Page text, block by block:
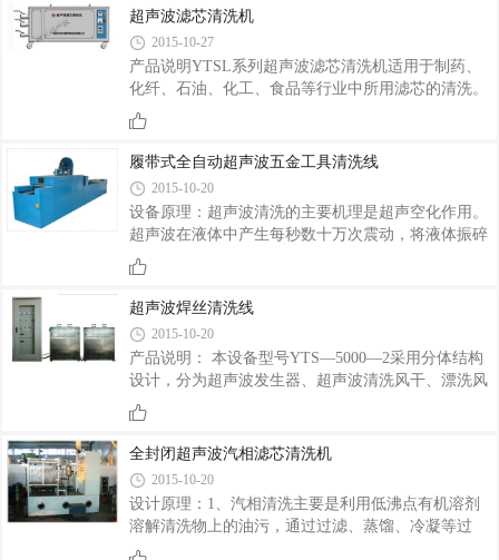
度浆料。该产品是一种无死角、具有髙分散性能的分
散设备，可广泛的应用于多领域的固-液相、液-液相
物料混合、反应、分散、粉碎、溶解匀质乳化等工艺
过程，是一种工业化新型制浆设备。 本设备主要
由超声波系统、机械搅拌系统、冷却系统、抽真空系
统、升降系统及电器控制系统组成，具体如下：1. 超
超声波滤芯清洗机
2015-10-27
产品说明YTSL系列超声波滤芯清洗机适用于制药、
化纤、石油、化工、食品等行业中所用滤芯的清洗。
它利用超声波的“空化”作用，对不锈钢折叠滤芯、钛
棒滤芯外的污物进行剥离、清洗的同时，使滤芯缓慢
旋转，并可以利用高压水反冲洗，使清洗后的滤芯洁
净如新，从而达到滤芯反复使用，给企业节约成本、
带来巨大的经济效益。产品型号说明主要特点1、采
用优质高性能换能器和独特的超声波发生器，清洗功
率强劲，性能稳定。2、内槽采用SUS304不锈钢焊接
而成，抗腐蚀能力强。3、滤芯在清洗过程中，可缓
履带式全自动超声波五金工具清洗线
2015-10-20
设备原理：超声波清洗的主要机理是超声空化作用。
超声波在液体中产生每秒数十万次震动，将液体振碎
成大量微小气泡，这些气泡在连续的作用下，会迅速
增长，然后突然闭合，产生冲击波，在气泡周围产生
几千大气压的压力和局部高温，这种物理现象称为超
声空化。空化所产生的巨大压力使被清洗物上的污垢
被乳化、分散、脱离，达到清洗的目的。超声波的作
用是发生在整个液体内部，被清洗物只要能与液体接
触的表面，都能被彻底清洗干净。工作流程：上料→
超声波清洗→ 喷淋→ 风刀切水→ 烘干→ 卸料产品特
超声波焊丝清洗线
2015-10-20
产品说明： 本设备型号YTS—5000—2采用分体结构
设计，分为超声波发生器、超声波清洗风干、漂洗风
干动力传动四部分。 采用频率为28-60 KHz的换能
器，超声波处理效果好。 设置刮水板和风刀可及时除
水。 清洗槽壁设置溢流孔可及时滤出清洗液中漂浮的
脏物。 钢带压轮采用气压传动，脚踏开关控制，操作
更方便。
全封闭超声波汽相滤芯清洗机
2015-10-20
设计原理：1、汽相清洗主要是利用低沸点有机溶剂
溶解清洗物上的油污，通过过滤、蒸馏、冷凝等过
程，将溶剂净化，分离出清洗下的污物。2、超声波